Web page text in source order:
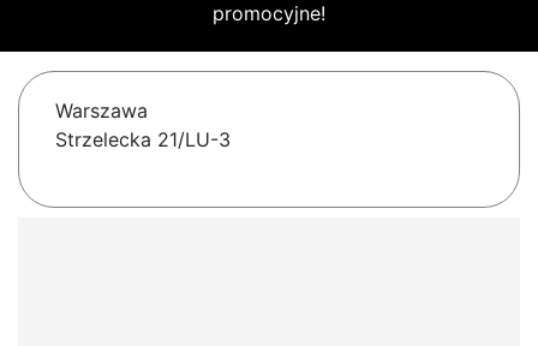
promocyjne!
Warszawa
Strzelecka 21/LU-3